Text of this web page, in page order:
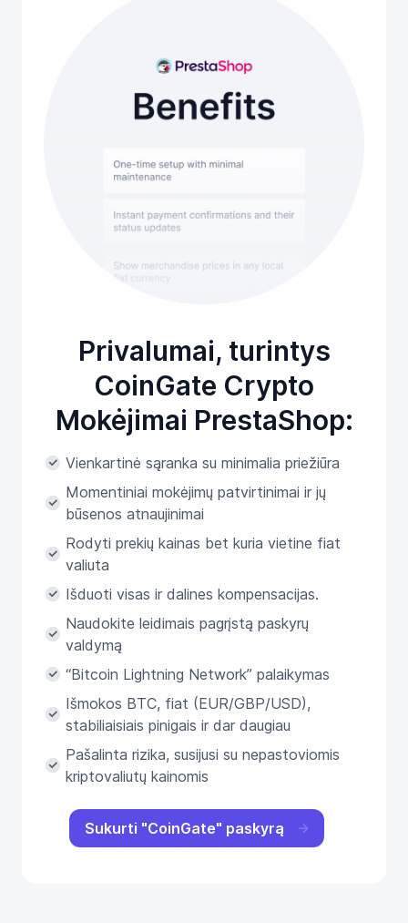
Privalumai, turintys
CoinGate Crypto
Mokėjimai PrestaShop:
Vienkartinė sąranka su minimalia priežiūra
Momentiniai mokėjimų patvirtinimai ir jų
būsenos atnaujinimai
Rodyti prekių kainas bet kuria vietine fiat
valiuta
Išduoti visas ir dalines kompensacijas.
Naudokite leidimais pagrįstą paskyrų
valdymą
“Bitcoin Lightning Network” palaikymas
Išmokos BTC, fiat (EUR/GBP/USD),
stabiliaisiais pinigais ir dar daugiau
Pašalinta rizika, susijusi su nepastoviomis
kriptovaliutų kainomis
Sukurti "CoinGate" paskyrą